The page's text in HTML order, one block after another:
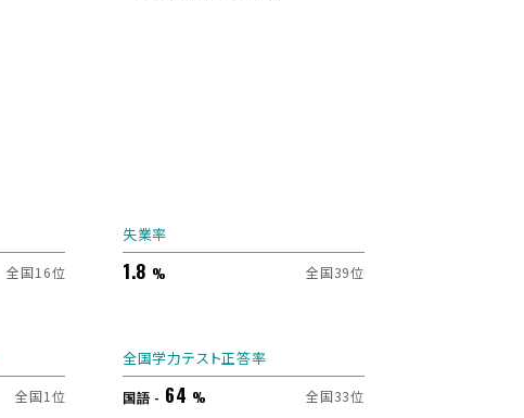
全国16位
失業率
1.8 % 全国39位
全国1位
全国学力テスト正答率
国語 - 64 %
全国33位